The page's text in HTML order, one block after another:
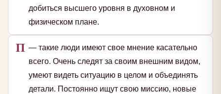
добиться высшего уровня в духовном и
физическом плане.
П — такие люди имеют свое мнение касательно
всего. Очень следят за своим внешним видом,
умеют видеть ситуацию в целом и объединять
детали. Постоянно ищут свою миссию, новые